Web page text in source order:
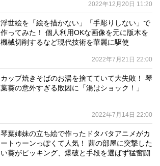
2022年12月20日 11:20
浮世絵を「絵を描かない」「手彫りしない」で
作ってみた！ 個人利用OKな画像を元に版木を
機械切削するなど現代技術を華麗に駆使
2022年7月21日 22:00
カップ焼きそばのお湯を捨てていて大失敗！ 琴
葉葵の意外すぎる敗因に「湯はショック！」
2022年7月14日 22:00
琴葉姉妹の立ち絵で作ったドタバタアニメがカ
ートゥーンっぽくて人気！ 茜の部屋に突撃した
い葵がピッキング、爆破と手段を選ばず猛奮闘